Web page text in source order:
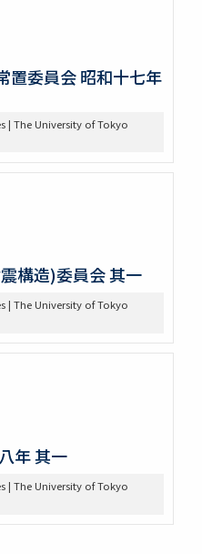
置委員会 昭和十七年
| The University of Tokyo
構造)委員会 其一
| The University of Tokyo
年 其一
| The University of Tokyo